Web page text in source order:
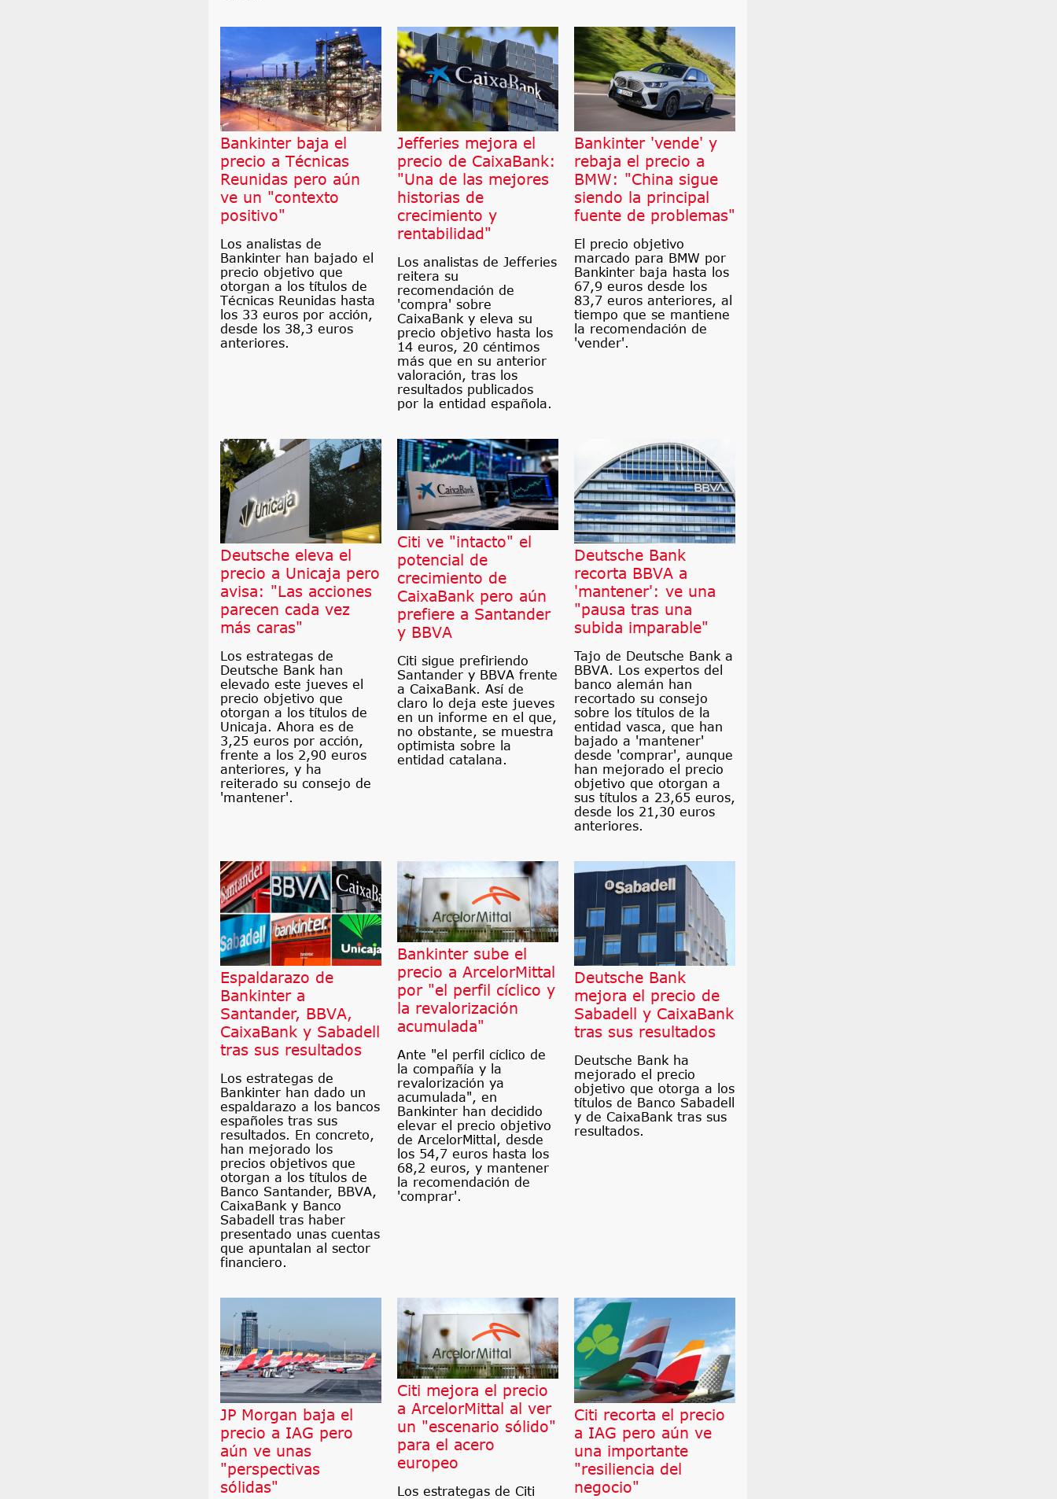
Bankinter baja el
precio a Técnicas
Reunidas pero aún
ve un "contexto
positivo"
Los analistas de
Bankinter han bajado el
precio objetivo que
otorgan a los títulos de
Técnicas Reunidas hasta
los 33 euros por acción,
desde los 38,3 euros
anteriores.
Jefferies mejora el
precio de CaixaBank:
"Una de las mejores
historias de
crecimiento y
rentabilidad"
Los analistas de Jefferies
reitera su
recomendación de
'compra' sobre
CaixaBank y eleva su
precio objetivo hasta los
14 euros, 20 céntimos
más que en su anterior
valoración, tras los
resultados publicados
por la entidad española.
Bankinter 'vende' y
rebaja el precio a
BMW: "China sigue
siendo la principal
fuente de problemas"
El precio objetivo
marcado para BMW por
Bankinter baja hasta los
67,9 euros desde los
83,7 euros anteriores, al
tiempo que se mantiene
la recomendación de
'vender'.
Deutsche eleva el
precio a Unicaja pero
avisa: "Las acciones
parecen cada vez
más caras"
Los estrategas de
Deutsche Bank han
elevado este jueves el
precio objetivo que
otorgan a los títulos de
Unicaja. Ahora es de
3,25 euros por acción,
frente a los 2,90 euros
anteriores, y ha
reiterado su consejo de
'mantener'.
Citi ve "intacto" el
potencial de
crecimiento de
CaixaBank pero aún
prefiere a Santander
y BBVA
Citi sigue prefiriendo
Santander y BBVA frente
a CaixaBank. Así de
claro lo deja este jueves
en un informe en el que,
no obstante, se muestra
optimista sobre la
entidad catalana.
Deutsche Bank
recorta BBVA a
'mantener': ve una
"pausa tras una
subida imparable"
Tajo de Deutsche Bank a
BBVA. Los expertos del
banco alemán han
recortado su consejo
sobre los títulos de la
entidad vasca, que han
bajado a 'mantener'
desde 'comprar', aunque
han mejorado el precio
objetivo que otorgan a
sus títulos a 23,65 euros,
desde los 21,30 euros
anteriores.
Espaldarazo de
Bankinter a
Santander, BBVA,
CaixaBank y Sabadell
tras sus resultados
Los estrategas de
Bankinter han dado un
espaldarazo a los bancos
españoles tras sus
resultados. En concreto,
han mejorado los
precios objetivos que
otorgan a los títulos de
Banco Santander, BBVA,
CaixaBank y Banco
Sabadell tras haber
presentado unas cuentas
que apuntalan al sector
financiero.
Bankinter sube el
precio a ArcelorMittal
por "el perfil cíclico y
la revalorización
acumulada"
Ante "el perfil cíclico de
la compañía y la
revalorización ya
acumulada", en
Bankinter han decidido
elevar el precio objetivo
de ArcelorMittal, desde
los 54,7 euros hasta los
68,2 euros, y mantener
la recomendación de
'comprar'.
Deutsche Bank
mejora el precio de
Sabadell y CaixaBank
tras sus resultados
Deutsche Bank ha
mejorado el precio
objetivo que otorga a los
títulos de Banco Sabadell
y de CaixaBank tras sus
resultados.
JP Morgan baja el
precio a IAG pero
aún ve unas
"perspectivas
sólidas"
Citi mejora el precio
a ArcelorMittal al ver
un "escenario sólido"
para el acero
europeo
Los estrategas de Citi
Citi recorta el precio
a IAG pero aún ve
una importante
"resiliencia del
negocio"